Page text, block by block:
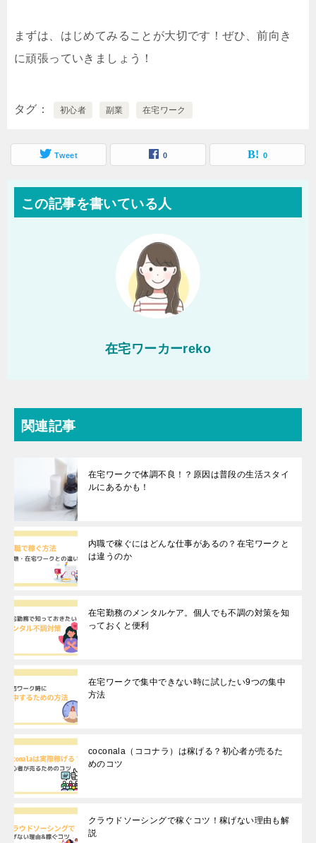
まずは、はじめてみることが大切です！ぜひ、前向き
に頑張っていきましょう！
タグ 初心者 副業 在宅ワーク
Tweet 0 0
この記事を書いている人
在宅ワーカーreko
関連記事
在宅ワークで体調不良！？原因は普段の生活スタイ
ルにあるかも！
内職で稼ぐにはどんな仕事があるの？在宅ワークと
は違うのか
在宅勤務のメンタルケア。個人でも不調の対策を知
っておくと便利
在宅ワークで集中できない時に試したい9つの集中
方法
coconala（ココナラ）は稼げる？初心者が売るた
めのコツ
クラウドソーシングで稼ぐコツ！稼げない理由も解
説